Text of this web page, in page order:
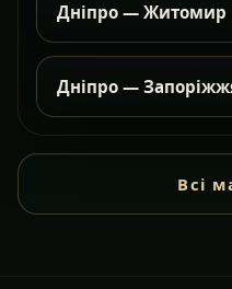
Дніпро — Житомир
Дніпро —
Всі